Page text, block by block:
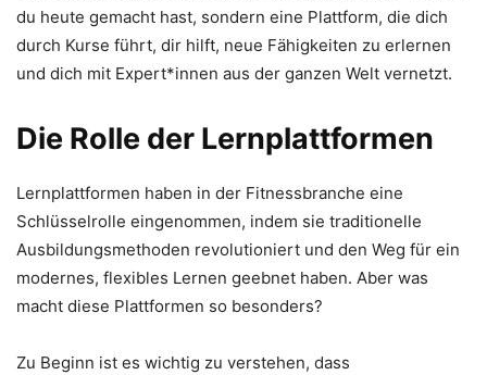
du heute gemacht hast, sondern eine Plattform, die dich
durch Kurse führt, dir hilft, neue Fähigkeiten zu erlernen
und dich mit Expert*innen aus der ganzen Welt vernetzt.
Die Rolle der Lernplattformen
Lernplattformen haben in der Fitnessbranche eine
Schlüsselrolle eingenommen, indem sie traditionelle
Ausbildungsmethoden revolutioniert und den Weg für ein
modernes, flexibles Lernen geebnet haben. Aber was
macht diese Plattformen so besonders?
Zu Beginn ist es wichtig zu verstehen, dass